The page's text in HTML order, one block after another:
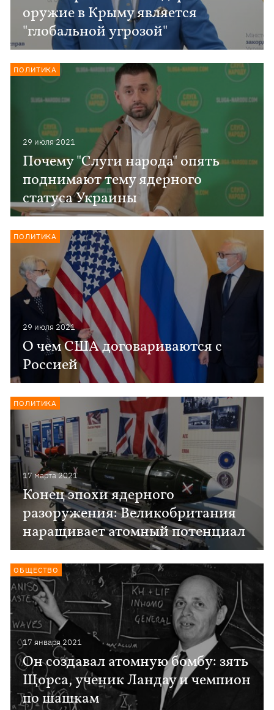
оружие в Крыму является
"глобальной угрозой"
29 июля 2021
Почему "Слуги народа" опять
поднимают тему ядерного
статуса Украины
ПОЛИТИКА
29 июля 2021
О чем США договариваются с
Россией
ПОЛИТИКА
17 марта 2021
Конец эпохи ядерного
разоружения: Великобритания
наращивает атомный потенциал
ПОЛИТИКА
17 января 2021
Он создавал атомную бомбу: зять
Щорса, ученик Ландау и чемпион
по шашкам
ОБЩЕСТВО